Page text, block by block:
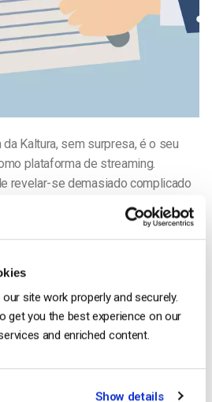
site work properly and securely.
get you the best experience on our
and enriched content.
Show details
Kaltura, sem surpresa, é o seu
plataforma de streaming.
revelar-se demasiado complicado
é especialmente verdade em
do Kaltura que
interface do utilizador é
várias omissões ilógicas nas
e que algumas definições são
personalizar”. Estes
têm de visitar uma página externa.